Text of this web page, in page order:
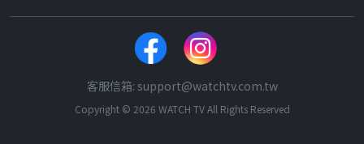
41 新兵日記之特戰英雄
60 戲說台灣
客服信箱: support@watchtv.com.tw
Copyright © 2026 WATCH TV All Rights Reserved